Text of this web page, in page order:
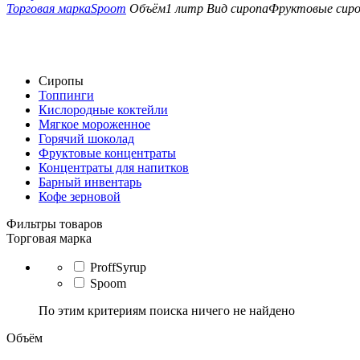
Торговая маркаSpoom Объём1 литр Вид сиропаФруктовые
Сиропы
Топпинги
Кислородные коктейли
Мягкое мороженное
Горячий шоколад
Фруктовые концентраты
Концентраты для напитков
Барный инвентарь
Кофе зерновой
Фильтры товаров
Торговая марка
ProffSyrup
Spoom
По этим критериям поиска ничего не найдено
Объём